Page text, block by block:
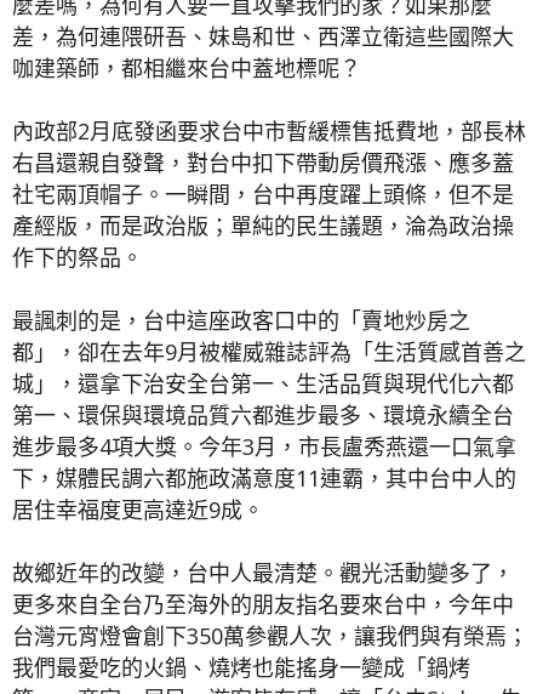
差，為何連隈研吾、妹島和世、西澤立衛這些國際大
咖建築師，都相繼來台中蓋地標呢？
內政部2月底發函要求台中市暫緩標售抵費地，部長林
右昌還親自發聲，對台中扣下帶動房價飛漲、應多蓋
社宅兩頂帽子。一瞬間，台中再度躍上頭條，但不是
產經版，而是政治版；單純的民生議題，淪為政治操
作下的祭品。
最諷刺的是，台中這座政客口中的「賣地炒房之
都」，卻在去年9月被權威雜誌評為「生活質感首善之
城」，還拿下治安全台第一、生活品質與現代化六都
第一、環保與環境品質六都進步最多、環境永續全台
進步最多4項大獎。今年3月，市長盧秀燕還一口氣拿
下，媒體民調六都施政滿意度11連霸，其中台中人的
居住幸福度更高達近9成。
故鄉近年的改變，台中人最清楚。觀光活動變多了，
更多來自全台乃至海外的朋友指名要來台中，今年中
台灣元宵燈會創下350萬參觀人次，讓我們與有榮焉；
我們最愛吃的火鍋、燒烤也能搖身一變成「鍋烤